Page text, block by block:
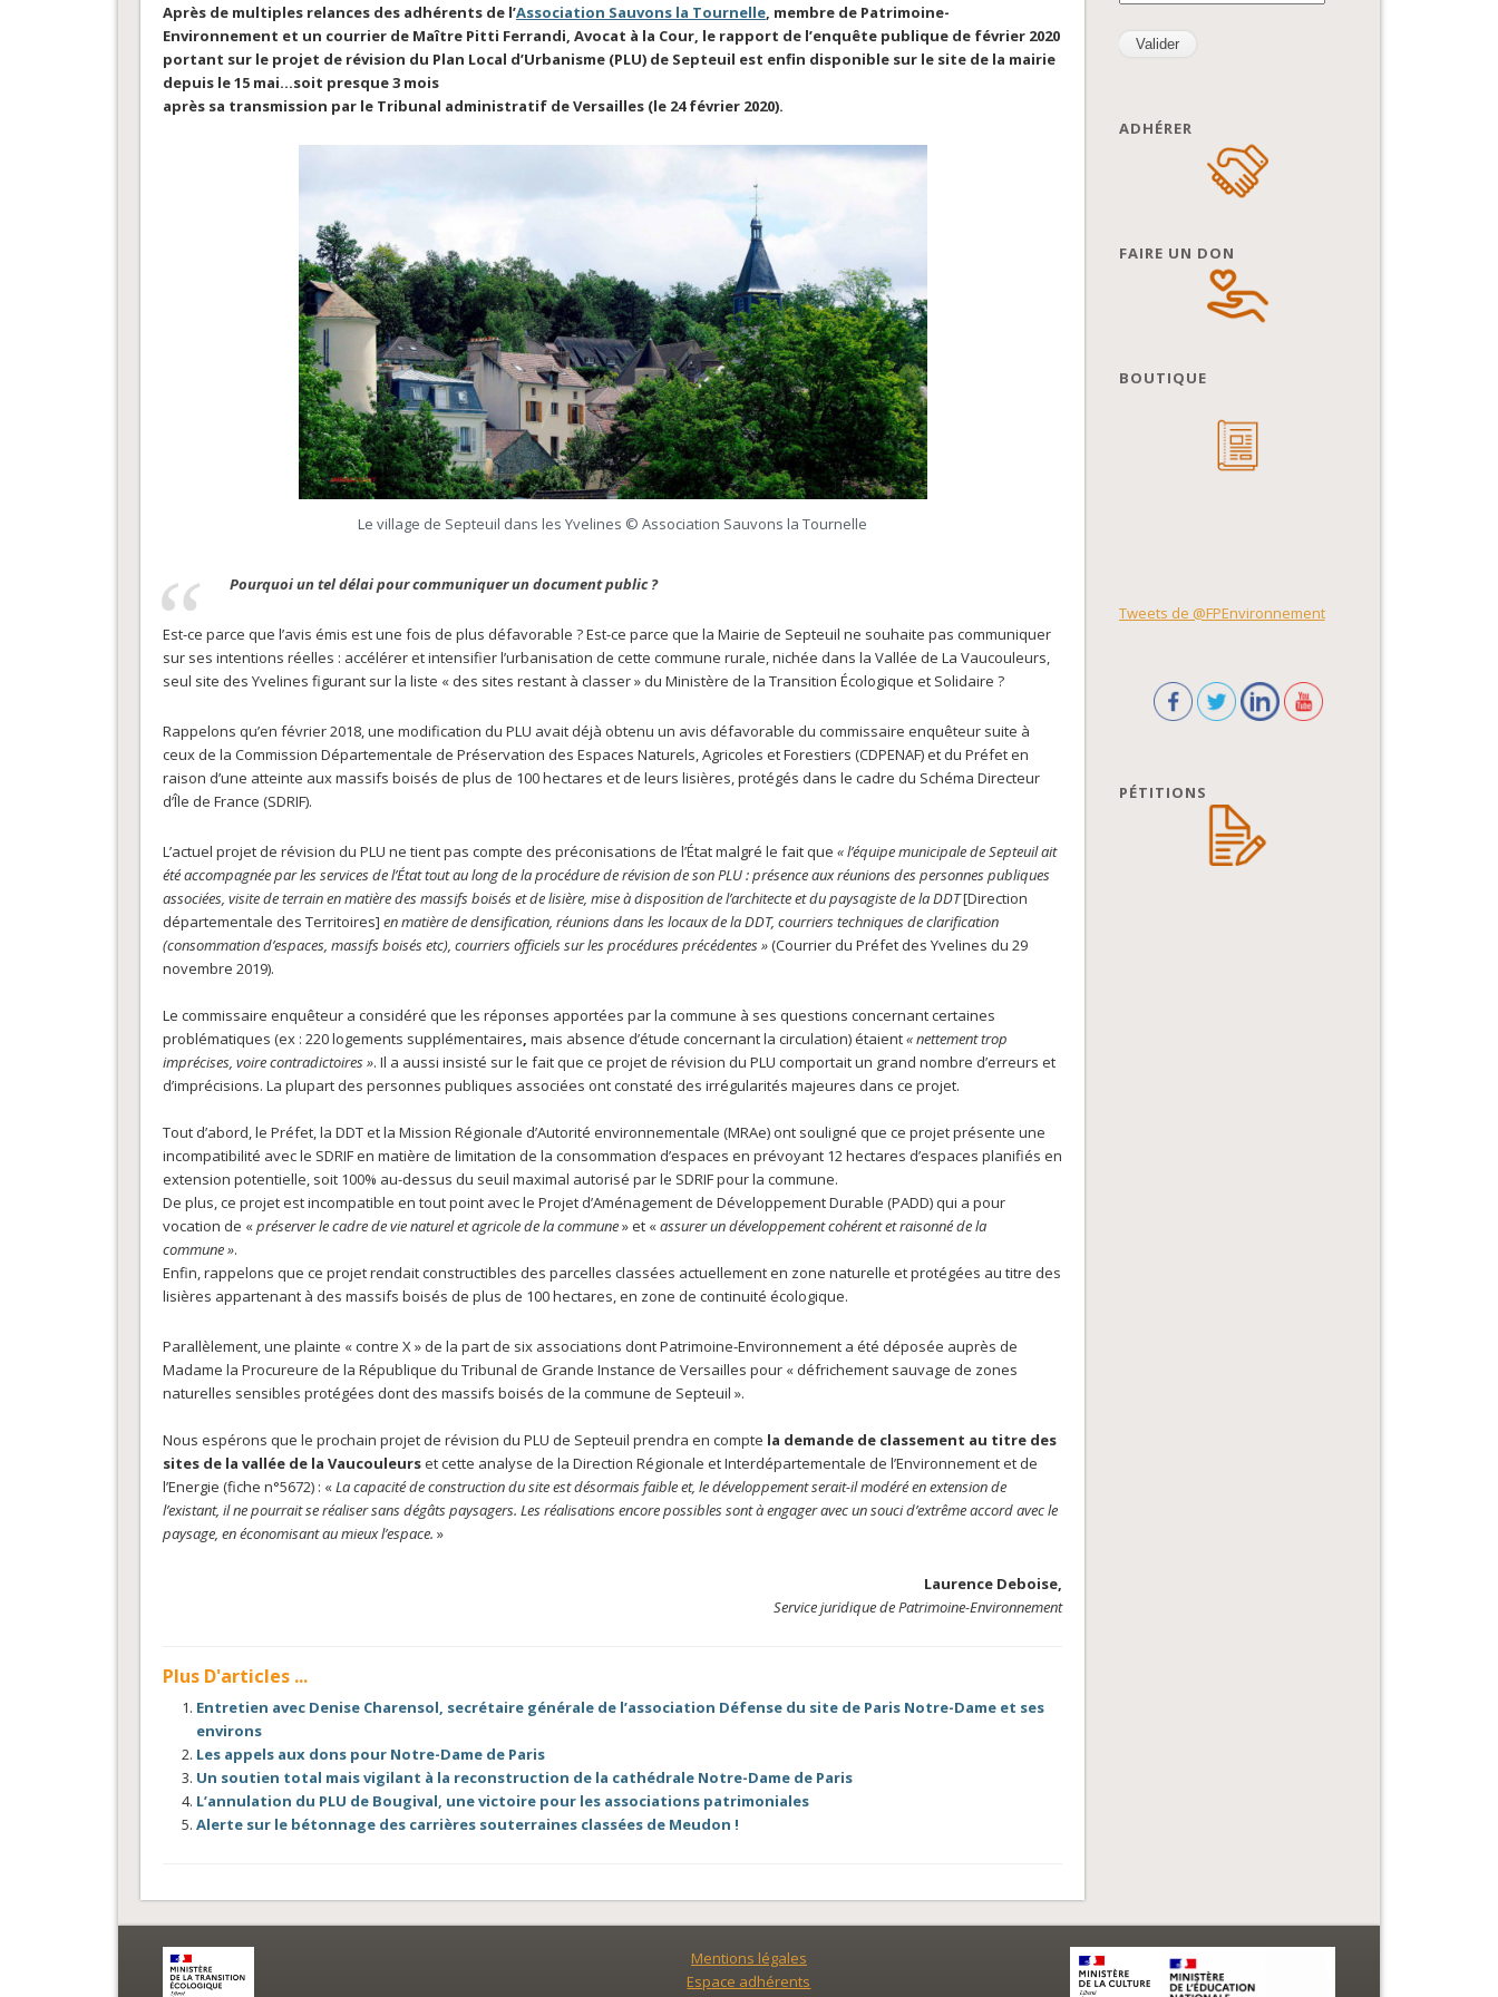
Après de multiples relances des adhérents de l’Association Sauvons la Tournelle, membre de Patrimoine-
Environnement et un courrier de Maître Pitti Ferrandi, Avocat à la Cour, le rapport de l’enquête publique de février 2020
portant sur le projet de révision du Plan Local d’Urbanisme (PLU) de Septeuil est enfin disponible sur le site de la mairie
depuis le 15 mai…soit presque 3 mois
après sa transmission par le Tribunal administratif de Versailles (le 24 février 2020).
Le village de Septeuil dans les Yvelines © Association Sauvons la Tournelle
Pourquoi un tel délai pour communiquer un document public ?
Est-ce parce que l’avis émis est une fois de plus défavorable ? Est-ce parce que la Mairie de Septeuil ne souhaite pas communiquer
sur ses intentions réelles : accélérer et intensifier l’urbanisation de cette commune rurale, nichée dans la Vallée de La Vaucouleurs,
seul site des Yvelines figurant sur la liste « des sites restant à classer » du Ministère de la Transition Écologique et Solidaire ?
Rappelons qu’en février 2018, une modification du PLU avait déjà obtenu un avis défavorable du commissaire enquêteur suite à
ceux de la Commission Départementale de Préservation des Espaces Naturels, Agricoles et Forestiers (CDPENAF) et du Préfet en
raison d’une atteinte aux massifs boisés de plus de 100 hectares et de leurs lisières, protégés dans le cadre du Schéma Directeur
d’Île de France (SDRIF).
L’actuel projet de révision du PLU ne tient pas compte des préconisations de l’État malgré le fait que « l’équipe municipale de Septeuil ait
été accompagnée par les services de l’État tout au long de la procédure de révision de son PLU : présence aux réunions des personnes publiques
associées, visite de terrain en matière des massifs boisés et de lisière, mise à disposition de l’architecte et du paysagiste de la DDT[Direction
départementale des Territoires] en matière de densification, réunions dans les locaux de la DDT, courriers techniques de clarification
(consommation d’espaces, massifs boisés etc), courriers officiels sur les procédures précédentes »(Courrier du Préfet des Yvelines du 29
novembre 2019).
Le commissaire enquêteur a considéré que les réponses apportées par la commune à ses questions concernant certaines
problématiques (ex : 220 logements supplémentaires, mais absence d’étude concernant la circulation) étaient« nettement trop
imprécises, voire contradictoires ». Il a aussi insisté sur le fait que ce projet de révision du PLU comportait un grand nombre d’erreurs et
d’imprécisions. La plupart des personnes publiques associées ont constaté des irrégularités majeures dans ce projet.
Tout d’abord, le Préfet, la DDT et la Mission Régionale d’Autorité environnementale (MRAe) ont souligné que ce projet présente une
incompatibilité avec le SDRIF en matière de limitation de la consommation d’espaces en prévoyant 12 hectares d’espaces planifiés en
extension potentielle, soit 100% au-dessus du seuil maximal autorisé par le SDRIF pour la commune.
De plus, ce projet est incompatible en tout point avec le Projet d’Aménagement de Développement Durable (PADD) qui a pour
vocation de «préserver le cadre de vie naturel et agricole de la commune» et «assurer un développement cohérent et raisonné de la
commune ».
Enfin, rappelons que ce projet rendait constructibles des parcelles classées actuellement en zone naturelle et protégées au titre des
lisières appartenant à des massifs boisés de plus de 100 hectares, en zone de continuité écologique.
Parallèlement, une plainte « contre X » de la part de six associations dont Patrimoine-Environnement a été déposée auprès de
Madame la Procureure de la République du Tribunal de Grande Instance de Versailles pour « défrichement sauvage de zones
naturelles sensibles protégées dont des massifs boisés de la commune de Septeuil ».
Nous espérons que le prochain projet de révision du PLU de Septeuil prendra en compte la demande de classement au titre des
sites de la vallée de la Vaucouleurset cette analyse de la Direction Régionale et Interdépartementale de l’Environnement et de
l’Energie (fiche n°5672) : «La capacité de construction du site est désormais faible et, le développement serait-il modéré en extension de
l’existant, il ne pourrait se réaliser sans dégâts paysagers. Les réalisations encore possibles sont à engager avec un souci d’extrême accord avec le
paysage, en économisant au mieux l’espace. »
Laurence Deboise,
Service juridique de Patrimoine-Environnement
Plus D'articles ...
Entretien avec Denise Charensol, secrétaire générale de l’association Défense du site de Paris Notre-Dame et ses
environs
Les appels aux dons pour Notre-Dame de Paris
Un soutien total mais vigilant à la reconstruction de la cathédrale Notre-Dame de Paris
L’annulation du PLU de Bougival, une victoire pour les associations patrimoniales
Alerte sur le bétonnage des carrières souterraines classées de Meudon !
ADHÉRER
FAIRE UN DON
BOUTIQUE
Tweets de @FPEnvironnement
PÉTITIONS
Mentions légales
Espace adhérents